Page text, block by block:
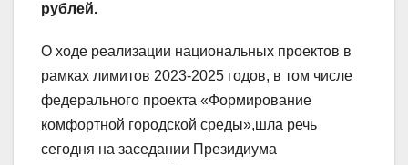
рублей.
О ходе реализации национальных проектов в
рамках лимитов 2023-2025 годов, в том числе
федерального проекта «Формирование
комфортной городской среды»,шла речь
сегодня на заседании Президиума